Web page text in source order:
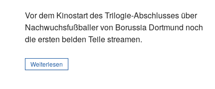
Vor dem Kinostart des Trilogie-Abschlusses über
Nachwuchsfußballer von Borussia Dortmund noch
die ersten beiden Teile streamen.
Weiterlesen